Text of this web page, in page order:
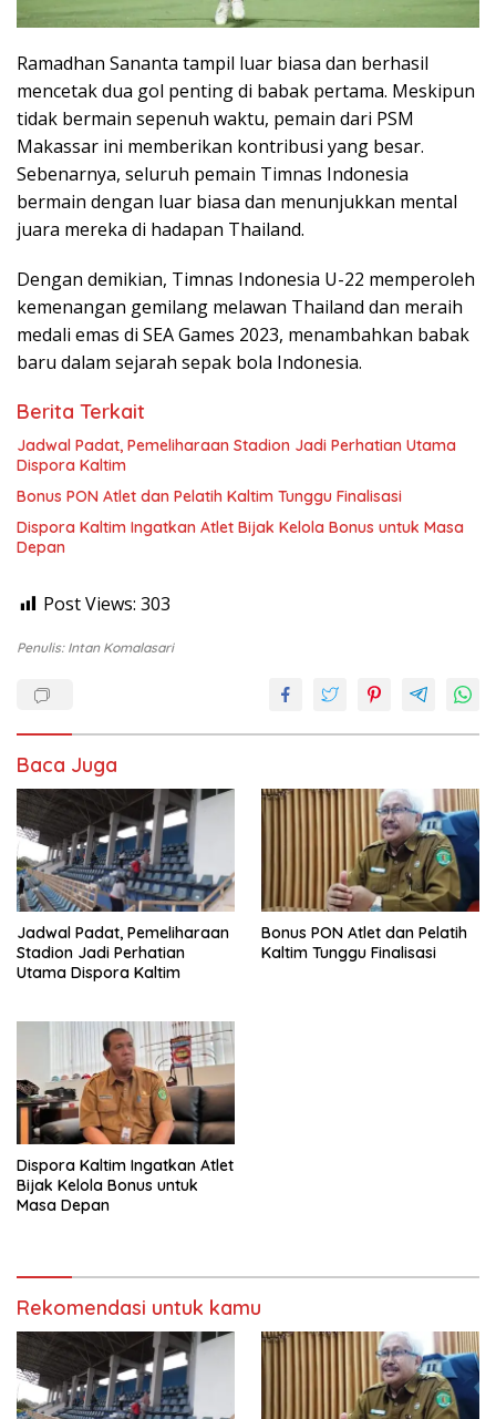
Ramadhan Sananta tampil luar biasa dan berhasil
mencetak dua gol penting di babak pertama. Meskipun
tidak bermain sepenuh waktu, pemain dari PSM
Makassar ini memberikan kontribusi yang besar.
Sebenarnya, seluruh pemain Timnas Indonesia
bermain dengan luar biasa dan menunjukkan mental
juara mereka di hadapan Thailand.
Dengan demikian, Timnas Indonesia U-22 memperoleh
kemenangan gemilang melawan Thailand dan meraih
medali emas di SEA Games 2023, menambahkan babak
baru dalam sejarah sepak bola Indonesia.
Berita Terkait
Jadwal Padat, Pemeliharaan Stadion Jadi Perhatian Utama
Dispora Kaltim
Bonus PON Atlet dan Pelatih Kaltim Tunggu Finalisasi
Dispora Kaltim Ingatkan Atlet Bijak Kelola Bonus untuk Masa
Depan
Post Views: 303
Penulis: Intan Komalasari
Baca Juga
Jadwal Padat, Pemeliharaan
Stadion Jadi Perhatian
Utama Dispora Kaltim
Bonus PON Atlet dan Pelatih
Kaltim Tunggu Finalisasi
Dispora Kaltim Ingatkan Atlet
Bijak Kelola Bonus untuk
Masa Depan
Rekomendasi untuk kamu